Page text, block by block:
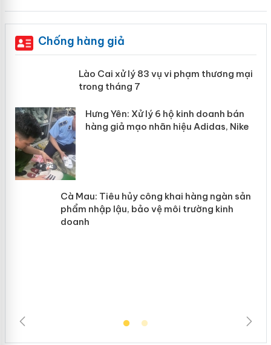
Chống hàng giả
Lào Cai xử lý 83 vụ vi phạm thương
mại trong tháng 7